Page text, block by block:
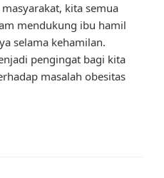
kita semua
mendukung ibu hamil
selama kehamilan.
pengingat bagi kita
masalah obesitas